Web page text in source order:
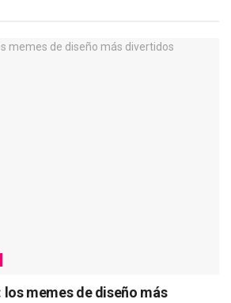
memes de diseño más